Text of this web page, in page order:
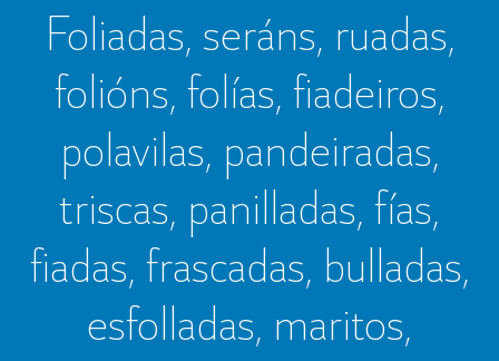
Foliadas, seráns, ruadas,
folións, folías, fiadeiros,
polavilas, pandeiradas,
triscas, panilladas, fías,
fiadas, frascadas, bulladas,
esfolladas, maritos,